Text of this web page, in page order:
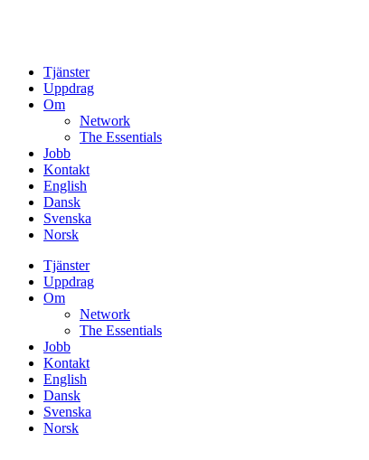
Tjänster
Uppdrag
Om
Network
The Essentials
Jobb
Kontakt
English
Dansk
Svenska
Norsk
Tjänster
Uppdrag
Om
Network
The Essentials
Jobb
Kontakt
English
Dansk
Svenska
Norsk